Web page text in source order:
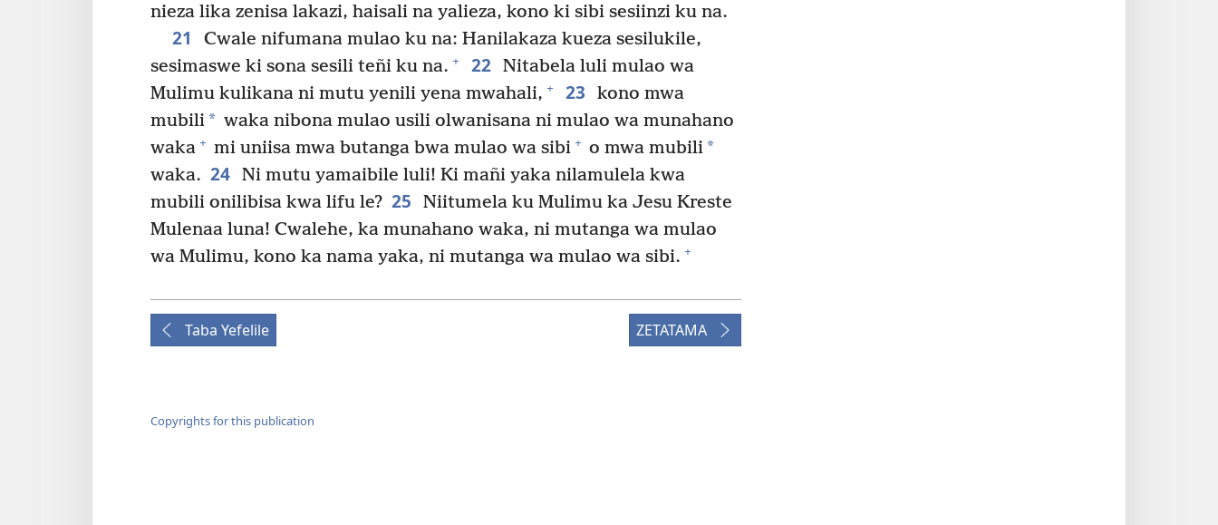
nieza lika zenisa lakazi, haisali na yalieza, kono ki sibi sesiinzi ku na.
21
Cwale nifumana mulao ku na: Hanilakaza kueza sesilukile,
sesimaswe ki sona sesili teñi ku na. + 22 Nitabela luli mulao wa
Mulimu kulikana ni mutu yenili yena mwahali, + 23
kono mwa
mubili* waka nibona mulao usili olwanisana ni mulao wa munahano
waka + mi uniisa mwa butanga bwa mulao wa sibi + o mwa mubili*
waka. 24 Ni mutu yamaibile luli! Ki mañi yaka nilamulela kwa
mubili onilibisa kwa lifu le? 25
Niitumela ku Mulimu ka Jesu Kreste
Mulenaa luna! Cwalehe, ka munahano waka, ni mutanga wa mulao
wa Mulimu, kono ka nama yaka, ni mutanga wa mulao wa sibi. +
Taba Yefelile ZETATAMA
Copyrights for this publication